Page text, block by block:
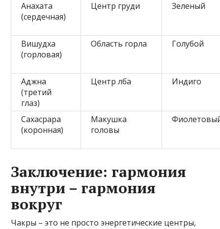
Анахата
(сердечная)
Центр груди Зеленый
Вишудха
(горловая)
Область горла Голубой
Аджна
(третий
глаз)
Центр лба Индиго
Сахасрара
(коронная)
Макушка
головы
Заключение: гармония
внутри – гармония
вокруг
Чакры – это не просто энергетические центры,